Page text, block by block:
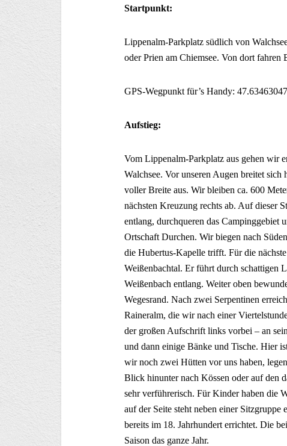
Startpunkt:
Lippenalm-Parkplatz südlich von
oder Prien am Chiemsee. Von dort fahren
GPS-Wegpunkt für’s Handy:
Aufstieg:
Vom Lippenalm-Parkplatz aus gehen wir
Walchsee. Vor unseren Augen breitet
voller Breite aus. Wir bleiben ca. 600
nächsten Kreuzung rechts ab. Auf dieser
entlang, durchqueren das Campinggebiet
Ortschaft Durchen. Wir biegen nach
die Hubertus-Kapelle trifft. Für die
Weißenbachtal. Er führt durch schattigen
Weißenbach entlang. Weiter oben
Wegesrand. Nach zwei Serpentinen
Raineralm, die wir nach einer
der großen Aufschrift links vorbei – an
und dann einige Bänke und Tische. Hier
wir noch zwei Hütten vor uns haben,
Blick hinunter nach Kössen oder auf den
sehr verführerisch. Für Kinder haben die
auf der Seite steht neben einer
bereits im 18. Jahrhundert errichtet. Die
Saison das ganze Jahr.